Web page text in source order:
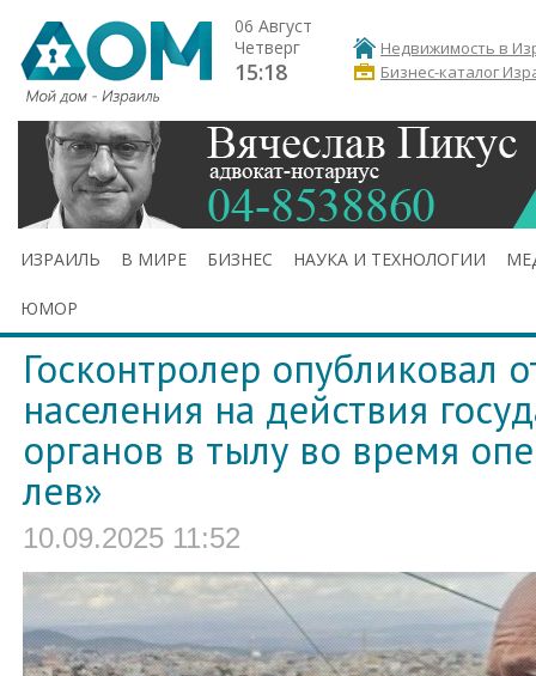
06 Август
Четверг
15:18
Недвижимость в
Бизнес-каталог
ИЗРАИЛЬ В МИРЕ БИЗНЕС НАУКА И ТЕХНОЛОГИИ
ЮМОР
Госконтролер опубликовал
населения на действия
органов в тылу во время
лев»
10.09.2025 11:52